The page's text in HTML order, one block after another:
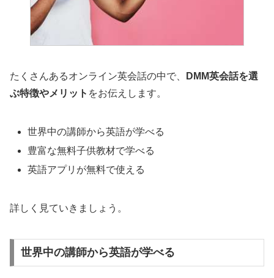
たくさんあるオンライン英会話の中で、
DMM英会話を選
ぶ特徴やメリット をお伝えします。
世界中の講師から英語が学べる
豊富な無料子供教材で学べる
英語アプリが無料で使える
詳しく見ていきましょう。
世界中の講師から英語が学べる